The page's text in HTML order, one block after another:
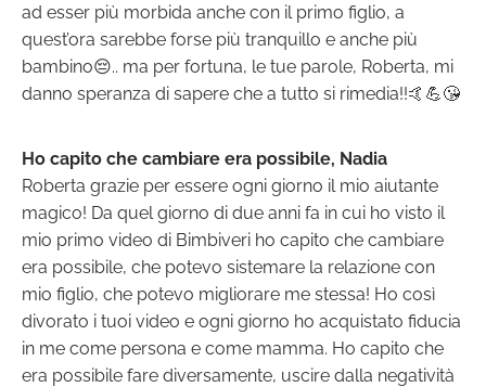
ad esser più morbida anche con il primo figlio, a
quest’ora sarebbe forse più tranquillo e anche più
bambino😔.. ma per fortuna, le tue parole, Roberta, mi
danno speranza di sapere che a tutto si rimedia!!🤙💪😘
Ho capito che cambiare era possibile, Nadia
Roberta grazie per essere ogni giorno il mio aiutante
magico! Da quel giorno di due anni fa in cui ho visto il
mio primo video di Bimbiveri ho capito che cambiare
era possibile, che potevo sistemare la relazione con
mio figlio, che potevo migliorare me stessa! Ho così
divorato i tuoi video e ogni giorno ho acquistato fiducia
in me come persona e come mamma. Ho capito che
era possibile fare diversamente, uscire dalla negatività